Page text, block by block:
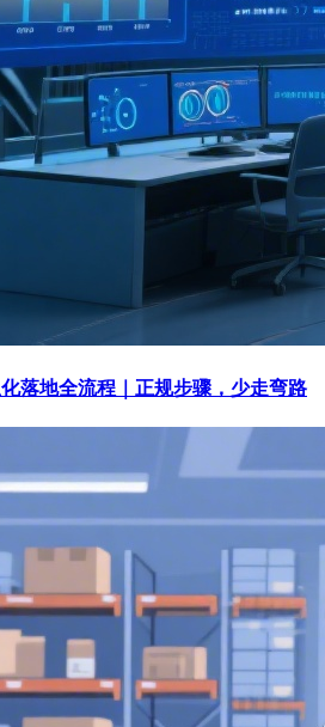
落地全流程｜正规步骤，少走弯路